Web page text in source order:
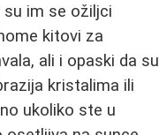
im se ožiljci
kitovi za
ali i opaski da su
kristalima ili
ukoliko ste u